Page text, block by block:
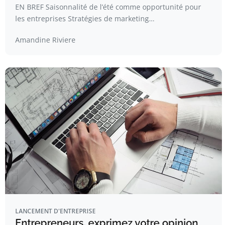
EN BREF Saisonnalité de l’été comme opportunité pour
les entreprises Stratégies de marketing…
Amandine Riviere
LANCEMENT D'ENTREPRISE